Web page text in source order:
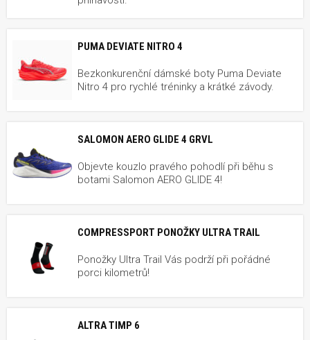
PUMA DEVIATE NITRO 4
Bezkonkurenční dámské boty Puma Deviate
Nitro 4 pro rychlé tréninky a krátké závody.
SALOMON AERO GLIDE 4 GRVL
Objevte kouzlo pravého pohodlí při běhu s
botami Salomon AERO GLIDE 4!
COMPRESSPORT PONOŽKY ULTRA TRAIL
Ponožky Ultra Trail Vás podrží při pořádné
porci kilometrů!
ALTRA TIMP 6